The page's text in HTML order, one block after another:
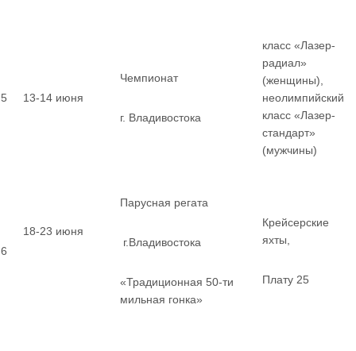
5 13-14 июня
Чемпионат
г. Владивостока
класс «Лазер-
радиал»
(женщины),
неолимпийский
класс «Лазер-
стандарт»
(мужчины)
6
18-23 июня
Парусная регата
г.Владивостока
«Традиционная 50-ти
мильная гонка»
Крейсерские
яхты,
Плату 25